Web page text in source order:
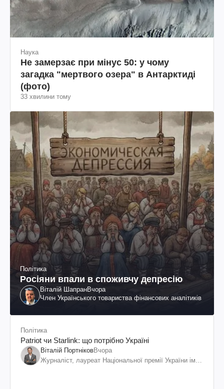
Наука
Не замерзає при мінус 50: у чому
загадка "мертвого озера" в Антарктиді
(фото)
33 хвилини тому
Політика
Росіяни впали в споживчу депресію
Віталій ШапранВчора
Член Українського товариства фінансових аналітиків
Політика
Patriot чи Starlink: що потрібно Україні
Віталій ПортніковВчора
Журналіст, лауреат Національної премії України ім.